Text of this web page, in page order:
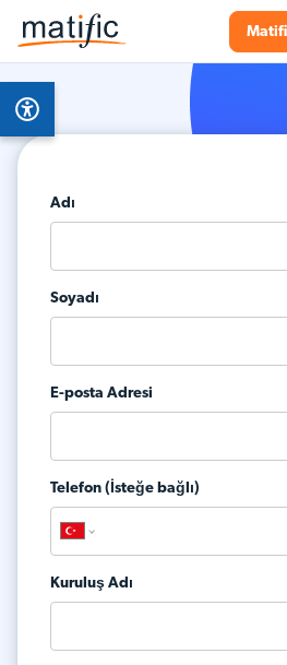
Adı
Soyadı
E-posta Adresi
Telefon (İsteğe bağlı)
Kuruluş Adı